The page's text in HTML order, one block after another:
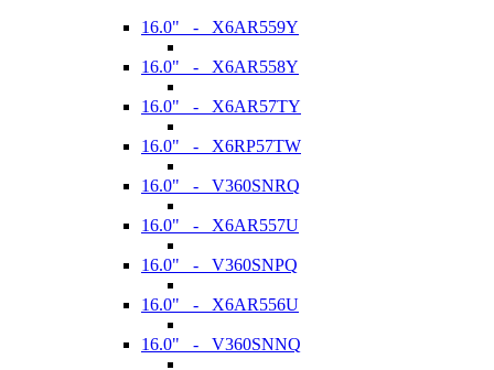
16.0" - X6AR559Y
16.0" - X6AR558Y
16.0" - X6AR57TY
16.0" - X6RP57TW
16.0" - V360SNRQ
16.0" - X6AR557U
16.0" - V360SNPQ
16.0" - X6AR556U
16.0" - V360SNNQ